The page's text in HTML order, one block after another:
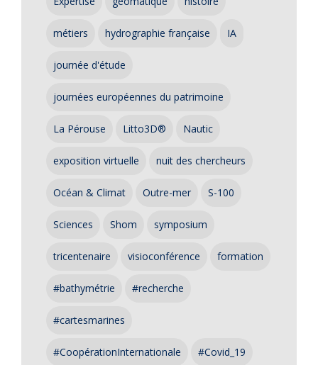
métiers hydrographie française IA
journée d'étude
journées européennes du patrimoine
La Pérouse Litto3D® Nautic
exposition virtuelle nuit des chercheurs
Océan & Climat Outre-mer S-100
Sciences Shom symposium
tricentenaire visioconférence formation
#bathymétrie #recherche
#cartesmarines
#CoopérationInternationale #Covid_19